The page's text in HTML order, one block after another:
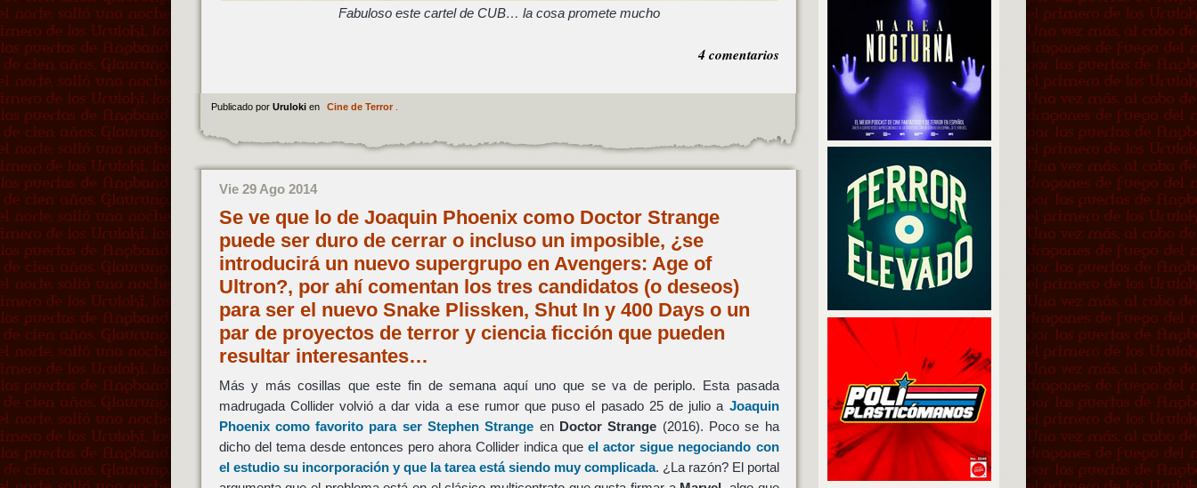
Fabuloso este cartel de CUB… la cosa promete mucho
4 comentarios
Publicado por Uruloki en Cine de Terror.
Vie 29 Ago 2014
Se ve que lo de Joaquin Phoenix como Doctor Strange
puede ser duro de cerrar o incluso un imposible, ¿se
introducirá un nuevo supergrupo en Avengers: Age of
Ultron?, por ahí comentan los tres candidatos (o deseos)
para ser el nuevo Snake Plissken, Shut In y 400 Days o un
par de proyectos de terror y ciencia ficción que pueden
resultar interesantes…
Más y más cosillas que este fin de semana aquí uno que se va de periplo. Esta pasada
madrugada Collider volvió a dar vida a ese rumor que puso el pasado 25 de julio a Joaquin
Phoenixcomo favorito para serStephen Strange en Doctor Strange (2016). Poco se ha
dicho del tema desde entonces pero ahora Collider indica queel actor sigue negociando con
el estudio su incorporación y que la tarea está siendo muy complicada. ¿La razón? El portal